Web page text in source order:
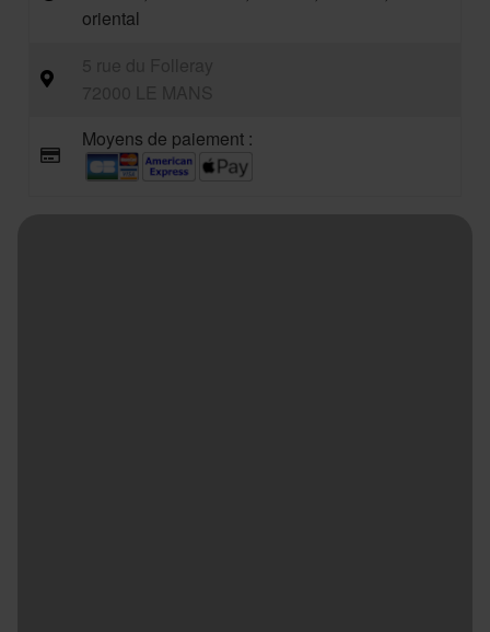
oriental
Moyens de paiement :